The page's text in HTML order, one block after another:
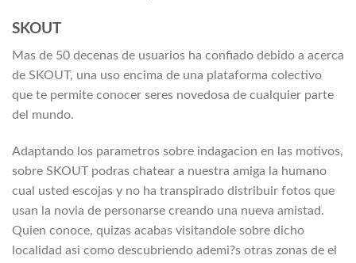
SKOUT
Mas de 50 decenas de usuarios ha confiado debido a acerca
de SKOUT, una uso encima de una plataforma colectivo
que te permite conocer seres novedosa de cualquier parte
del mundo.
Adaptando los parametros sobre indagacion en las motivos,
sobre SKOUT podras chatear a nuestra amiga la humano
cual usted escojas y no ha transpirado distribuir fotos que
usan la novia de personarse creando una nueva amistad.
Quien conoce, quizas acabas visitandole sobre dicho
localidad asi­ como descubriendo ademi?s otras zonas de el